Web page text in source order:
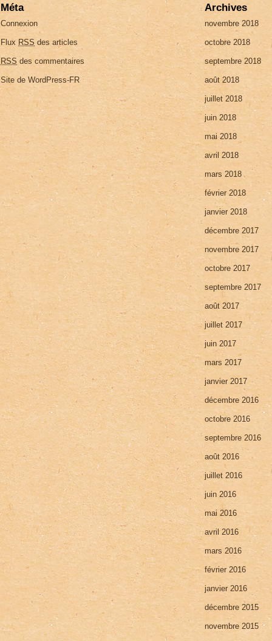
Méta
Connexion
Flux RSS des articles
RSS des commentaires
Site de WordPress-FR
Archives
novembre 2018
octobre 2018
septembre 2018
août 2018
juillet 2018
juin 2018
mai 2018
avril 2018
mars 2018
février 2018
janvier 2018
décembre 2017
novembre 2017
octobre 2017
septembre 2017
août 2017
juillet 2017
juin 2017
mars 2017
janvier 2017
décembre 2016
octobre 2016
septembre 2016
août 2016
juillet 2016
juin 2016
mai 2016
avril 2016
mars 2016
février 2016
janvier 2016
décembre 2015
novembre 2015